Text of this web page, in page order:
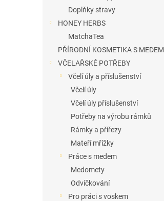
Doplňky stravy
HONEY HERBS
MatchaTea
PŘÍRODNÍ KOSMETIKA S MEDEM
VČELAŘSKÉ POTŘEBY
Včelí úly a příslušenství
Včelí úly
Včelí úly příslušenství
Potřeby na výrobu rámků
Rámky a přířezy
Mateří mřížky
Práce s medem
Medomety
Odvíčkování
Pro práci s voskem